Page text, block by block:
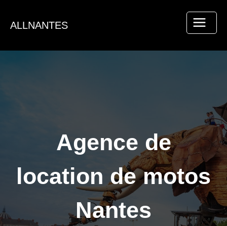
contenu
ALLNANTES
Agence de
location de motos
Nantes